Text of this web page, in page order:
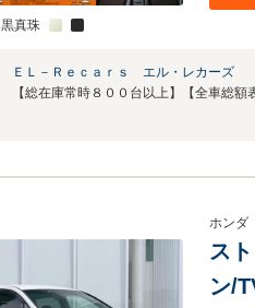
黒真珠
ＥＬ－Ｒｅｃａｒｓ エル・レカーズ
ホンダ
ス
ン/